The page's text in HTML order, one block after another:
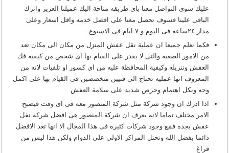
عليك سوى التواصل معنا باى طريقه متاحة اليك عميلنا العزيز واترك
الباقى علينا فسوف تحصل معنا على افضل خدمه واقل اسعار وعلى
مدار ٢٤ساعه فى اليوم و ٧ ايام فى الاسبوع
فكما نعلم جميعا ان عملية نقل عفش المنزل من مكان الى مكان تعد
من الامور الصعبه والتى لا يقدر على القيام بها اى شخص من كيفية فك
العفش وتنزيله وكيفية المحافظة عليه من اى كسور او تلفيات لانه من
المعروف انها عمليه تحتاج الى فنيين متخصصين فى القيام بها على اكمل
وجه وبكل اهتمام وحرص شديد على سلامة العفش
اذا ادرك ان وجود شركة مثل شركة المنصور معه فى اى وقت فيصبح
الامر مختلف تماما لانه يعرف ان شركة المنصور هى افضل شركة نقل
عفش بجده فمع وجود شركات كثيره فى هذا المجال الا انها تعد الافضل
دائما بفضل الله وتحتل المراكز الاولى على الدوام ولكن هذا ليس من
فراغ